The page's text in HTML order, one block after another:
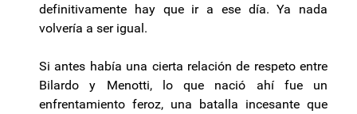
definitivamente hay que ir a ese día. Ya nada
volvería a ser igual.
Si antes había una cierta relación de respeto entre
Bilardo y Menotti, lo que nació ahí fue un
enfrentamiento feroz, una batalla incesante que